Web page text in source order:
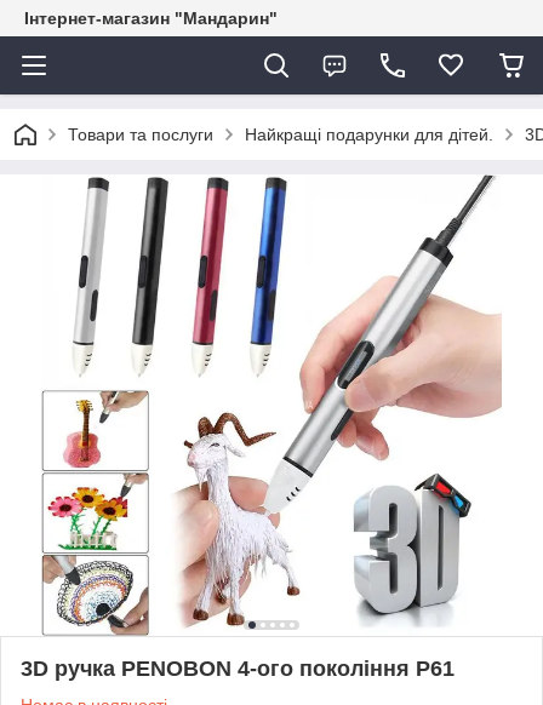
Інтернет-магазин "Мандарин"
Товари та послуги Найкращі подарунки для дітей.
3D ручка PENOBON 4-ого покоління P61